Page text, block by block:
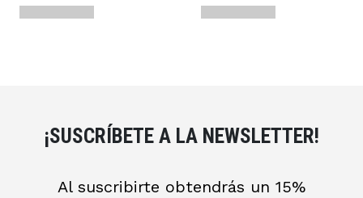
¡SUSCRÍBETE A LA NEWSLETTER!
Al suscribirte obtendrás un 15%